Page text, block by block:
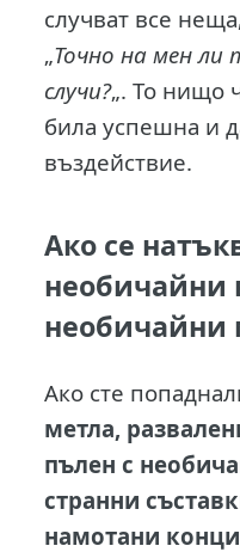
случват все
„Точно на мен ли
случи?„. То нищо
била успешна и
въздействие.
Ако се
необичайни
необичайни
Ако сте
метла,
пълен с
странни
намотани